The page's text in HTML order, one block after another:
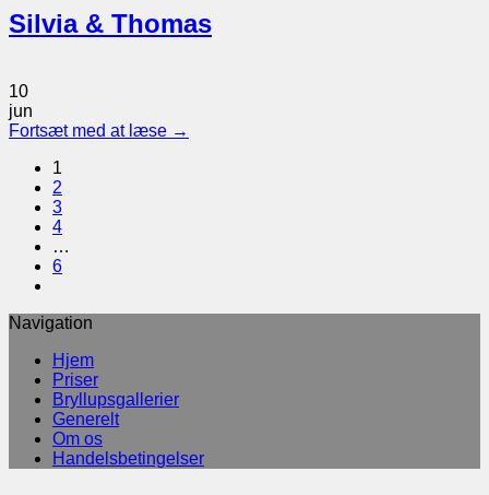
Silvia & Thomas
10
jun
Fortsæt med at læse →
1
2
3
4
…
6
Navigation
Hjem
Priser
Bryllupsgallerier
Generelt
Om os
Handelsbetingelser